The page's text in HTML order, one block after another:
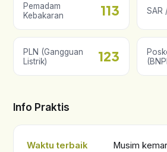
Pemadam
Kebakaran
113 SAR
PLN (Gangguan
Listrik)
123
Info Praktis
Waktu terbaik
Musim